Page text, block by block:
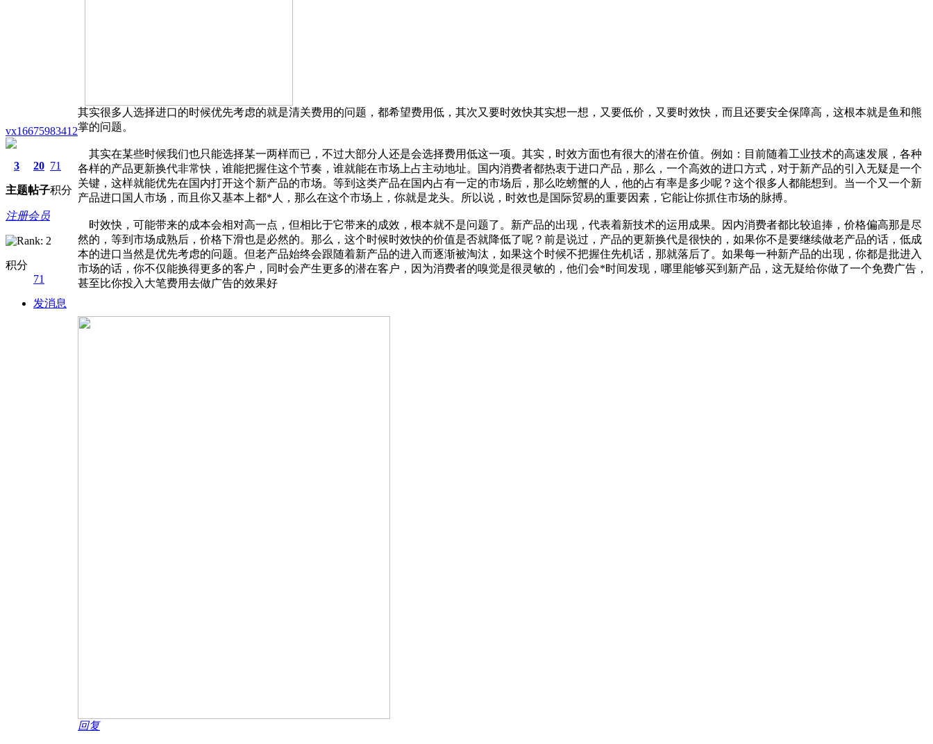
vx16675983412
3
主题
20
帖子
71
积分
注册会员
积分
71
发消息
其实很多人选择进口的时候优先考虑的就是清关费用的问题，都希望费用低，其次又要时效快其实想一想，又要低价，又要时效快，而且还要安全保障高，这根本就是鱼和熊
掌的问题。
其实在某些时候我们也只能选择某一两样而已，不过大部分人还是会选择费用低这一项。其实，时效方面也有很大的潜在价值。例如：目前随着工业技术的高速发展，各种
各样的产品更新换代非常快，谁能把握住这个节奏，谁就能在市场上占主动地址。国内消费者都热衷于进口产品，那么，一个高效的进口方式，对于新产品的引入无疑是一个
关键，这样就能优先在国内打开这个新产品的市场。等到这类产品在国内占有一定的市场后，那么吃螃蟹的人，他的占有率是多少呢？这个很多人都能想到。当一个又一个新
产品进口国人市场，而且你又基本上都*人，那么在这个市场上，你就是龙头。所以说，时效也是国际贸易的重要因素，它能让你抓住市场的脉搏。
时效快，可能带来的成本会相对高一点，但相比于它带来的成效，根本就不是问题了。新产品的出现，代表着新技术的运用成果。因内消费者都比较追捧，价格偏高那是尽
然的，等到市场成熟后，价格下滑也是必然的。那么，这个时候时效快的价值是否就降低了呢？前是说过，产品的更新换代是很快的，如果你不是要继续做老产品的话，低成
本的进口当然是优先考虑的问题。但老产品始终会跟随着新产品的进入而逐渐被淘汰，如果这个时候不把握住先机话，那就落后了。如果每一种新产品的出现，你都是批进入
市场的话，你不仅能换得更多的客户，同时会产生更多的潜在客户，因为消费者的嗅觉是很灵敏的，他们会*时间发现，哪里能够买到新产品，这无疑给你做了一个免费广告，
甚至比你投入大笔费用去做广告的效果好
回复